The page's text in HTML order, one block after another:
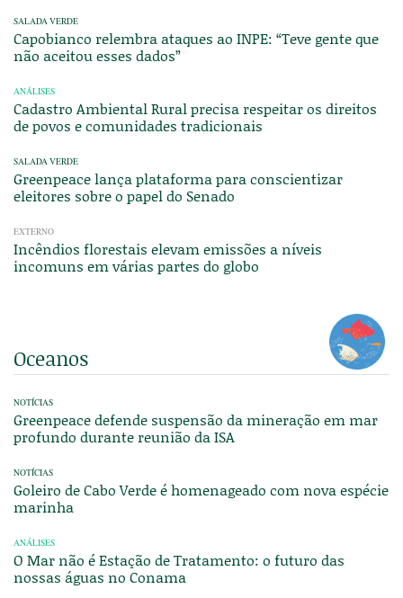
SALADA VERDE
Capobianco relembra ataques ao INPE: “Teve gente que
não aceitou esses dados”
ANÁLISES
Cadastro Ambiental Rural precisa respeitar os direitos
de povos e comunidades tradicionais
SALADA VERDE
Greenpeace lança plataforma para conscientizar
eleitores sobre o papel do Senado
EXTERNO
Incêndios florestais elevam emissões a níveis
incomuns em várias partes do globo
Oceanos
NOTÍCIAS
Greenpeace defende suspensão da mineração em mar
profundo durante reunião da ISA
NOTÍCIAS
Goleiro de Cabo Verde é homenageado com nova espécie
marinha
ANÁLISES
O Mar não é Estação de Tratamento: o futuro das
nossas águas no Conama